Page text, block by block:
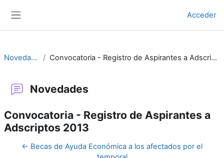
Acceder
Novedades Convocatoria - Registro de Aspirantes a Adscriptos 2013
Novedades
Convocatoria - Registro de Aspirantes a
Adscriptos 2013
← Becas de Ayuda Económica a los afectados por el